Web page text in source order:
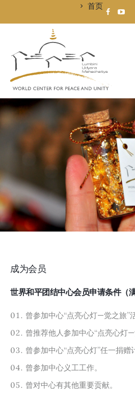
首页
成为会员
世界和平团结中心会员申请条件（
曾参加中心“点亮心灯—觉之旅”
曾推荐他人参加中心“点亮心灯—
曾参加中心“点亮心灯”任一捐赠
曾参加中心义工工作。
曾对中心有其他重要贡献。